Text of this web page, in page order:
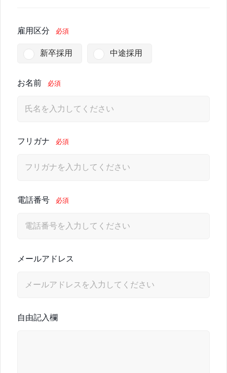
雇用区分 必須
新卒採用 中途採用
お名前 必須
フリガナ 必須
電話番号 必須
メールアドレス
自由記入欄